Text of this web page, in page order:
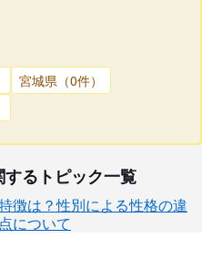
宮城県（0件）
るトピック一覧
徴は？性別による性格の違
について